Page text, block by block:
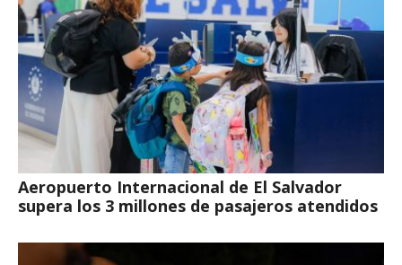
Aeropuerto Internacional de El Salvador
supera los 3 millones de pasajeros atendidos